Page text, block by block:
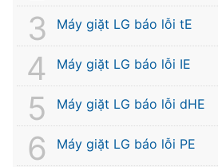
Máy giặt LG báo lỗi tE
Máy giặt LG báo lỗi IE
Máy giặt LG báo lỗi dHE
Máy giặt LG báo lỗi PE